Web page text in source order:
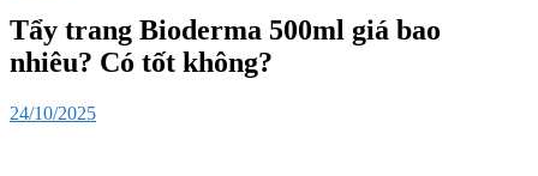
Tẩy trang Bioderma 500ml giá bao
nhiêu? Có tốt không?
24/10/2025